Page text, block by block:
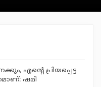
എന്റെ പ്രിയപ്പെട്ട
ഷമി